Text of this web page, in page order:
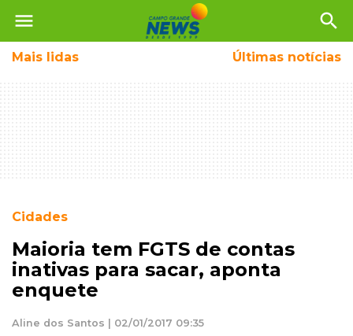
menu search
Mais lidas Últimas notícias
Cidades
Maioria tem FGTS de contas
inativas para sacar, aponta
enquete
Aline dos Santos | 02/01/2017 09:35